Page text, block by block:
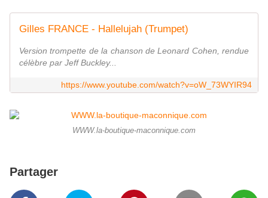
Gilles FRANCE - Hallelujah (Trumpet)
Version trompette de la chanson de Leonard Cohen, rendue
célèbre par Jeff Buckley...
https://www.youtube.com/watch?v=oW_73WYIR94
WWW.la-boutique-maconnique.com
Partager